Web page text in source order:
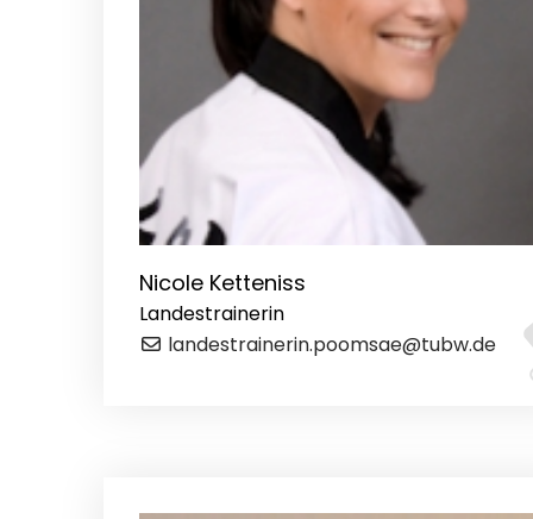
Nicole Ketteniss
Landestrainerin
landestrainerin.poomsae@tubw.de